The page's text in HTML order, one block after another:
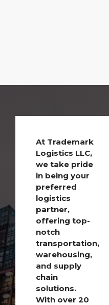
At Trademark
Logistics LLC,
we take pride
in being your
preferred
logistics
partner,
offering top-
notch
transportation,
warehousing,
and supply
chain
solutions.
With over 20